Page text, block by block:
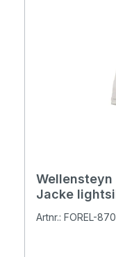
Wellensteyn
Jacke
Artnr.: FOREL-